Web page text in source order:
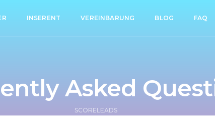
INSERENT VEREINBARUNG BLOG FAQ
Asked
SCORELEADS